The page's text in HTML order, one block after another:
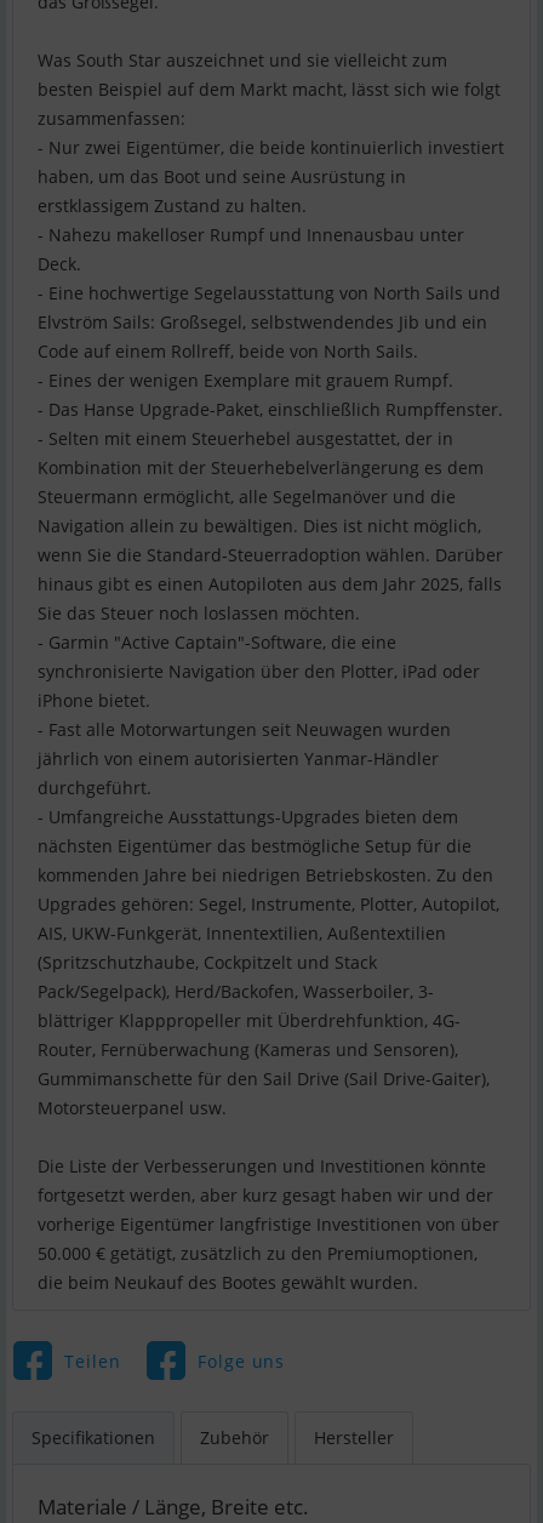
Was South Star auszeichnet und sie vielleicht zum
besten Beispiel auf dem Markt macht, lässt sich wie folgt
zusammenfassen:
- Nur zwei Eigentümer, die beide kontinuierlich investiert
haben, um das Boot und seine Ausrüstung in
erstklassigem Zustand zu halten.
- Nahezu makelloser Rumpf und Innenausbau unter
Deck.
- Eine hochwertige Segelausstattung von North Sails und
Elvström Sails: Großsegel, selbstwendendes Jib und ein
Code auf einem Rollreff, beide von North Sails.
- Eines der wenigen Exemplare mit grauem Rumpf.
- Das Hanse Upgrade-Paket, einschließlich Rumpffenster.
- Selten mit einem Steuerhebel ausgestattet, der in
Kombination mit der Steuerhebelverlängerung es dem
Steuermann ermöglicht, alle Segelmanöver und die
Navigation allein zu bewältigen. Dies ist nicht möglich,
wenn Sie die Standard-Steuerradoption wählen. Darüber
hinaus gibt es einen Autopiloten aus dem Jahr 2025, falls
Sie das Steuer noch loslassen möchten.
- Garmin "Active Captain"-Software, die eine
synchronisierte Navigation über den Plotter, iPad oder
iPhone bietet.
- Fast alle Motorwartungen seit Neuwagen wurden
jährlich von einem autorisierten Yanmar-Händler
durchgeführt.
- Umfangreiche Ausstattungs-Upgrades bieten dem
nächsten Eigentümer das bestmögliche Setup für die
kommenden Jahre bei niedrigen Betriebskosten. Zu den
Upgrades gehören: Segel, Instrumente, Plotter, Autopilot,
AIS, UKW-Funkgerät, Innentextilien, Außentextilien
(Spritzschutzhaube, Cockpitzelt und Stack
Pack/Segelpack), Herd/Backofen, Wasserboiler, 3-
blättriger Klapppropeller mit Überdrehfunktion, 4G-
Router, Fernüberwachung (Kameras und Sensoren),
Gummimanschette für den Sail Drive (Sail Drive-Gaiter),
Motorsteuerpanel usw.
Die Liste der Verbesserungen und Investitionen könnte
fortgesetzt werden, aber kurz gesagt haben wir und der
vorherige Eigentümer langfristige Investitionen von über
50.000 € getätigt, zusätzlich zu den Premiumoptionen,
die beim Neukauf des Bootes gewählt wurden.
Teilen Folge uns
Specifikationen Zubehör Hersteller
Materiale / Länge, Breite etc.